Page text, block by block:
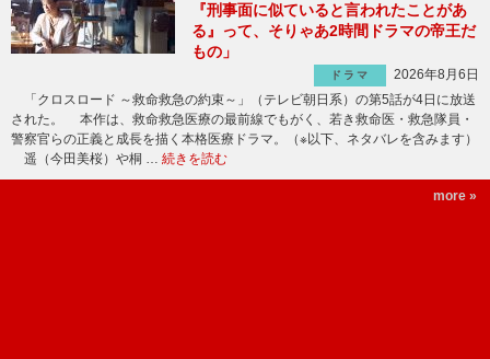
『刑事面に似ていると言われたことがあ
る』って、そりゃあ2時間ドラマの帝王だ
もの」
ドラマ
2026年8月6日
「クロスロード ～救命救急の約束～」（テレビ朝日系）の第5話が4日に放送
された。 本作は、救命救急医療の最前線でもがく、若き救命医・救急隊員・
警察官らの正義と成長を描く本格医療ドラマ。（※以下、ネタバレを含みます）
遥（今田美桜）や桐 … 続きを読む
more »